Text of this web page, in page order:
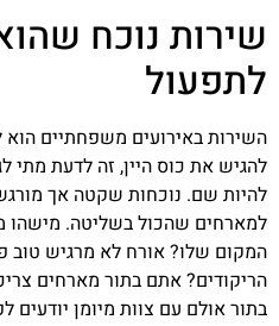
שירות נוכח
לתפעול
השירות באירועים משפחתיים
להגיש את כוס היין, זה לדעת מתי
להיות שם. נוכחות שקטה אך
למארחים שהכול בשליטה. מישהו
המקום שלו? אורח לא מרגיש
הריקודים? אתם בתור מארחים
בתור אולם עם צוות מיומן יודעים